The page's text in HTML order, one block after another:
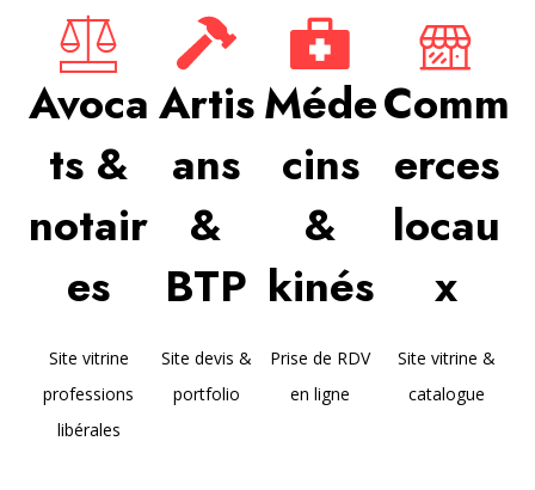
Avoca
ts &
notair
es
Site vitrine
professions
libérales
Artis
ans
&
BTP
Site devis &
portfolio
Méde
cins
&
kinés
Prise de RDV
en ligne
Comm
erces
locau
x
Site vitrine &
catalogue